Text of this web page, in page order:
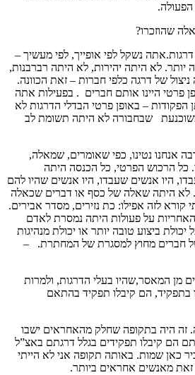
שהוזכרו?
נשקל לפי אופייך, לפי מעשיך –
יותר. לא היתה יהירות, לא היתה רברבנות,
של דרגה כלפי חברות – זאת הכוונה.
פרטי היינו אותם חברים . בפעילות אתה
הפקודות – באופן פרטי הבדלי הדרגות לא
שבחבורה לא היתה תשומת לב
אנחנו נטינו, כפי שאומרים, שמאלה,
הרכוש הפרטי, כל הכנסה היתה
היו אנשים שעבדו, היו אנשים שהיו להם
לא היתה שאלה של כסף או דברים שכאלה
קורא לזה אפילו: כת נזירים, מסדר אבירים.
על פעולות היתה נמסרת לאדם
ביצוע טובה יותר או יכולת מנהיגות
של חברים מחוץ למסגרת של המחתרת. –
מן המאסר,שהיו בעלי הדרגות, ולמרות
הם קיבלו תפקיד בהתאם
זה היה בתקופה שחלק מהאחראים ישבו
הם קיבלו תפקידים בגלל דרגתם באצ”ל
כאן שמות. באותה תקופה אני לא הייתי
מאנשים אחראים ביותר.